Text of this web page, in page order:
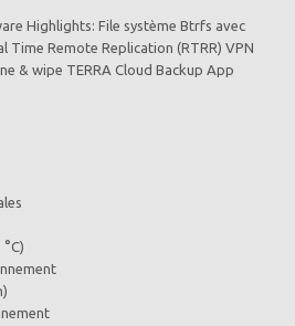
Highlights: File système Btrfs avec
Time Remote Replication (RTRR) VPN
& wipe TERRA Cloud Backup App